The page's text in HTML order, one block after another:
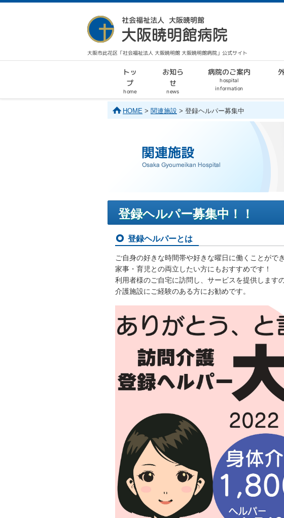
大阪市此花区「社会福祉法人 大阪暁明館 大阪暁明館病院」公式サイト
トッ
プ
home
お知ら
せ
news
病院のご案内
hospital
information
HOME > 関連施設 > 登録ヘルパー募集中
登録ヘルパー募集中！！
登録ヘルパーとは
ご自身の好きな時間帯や好きな曜日に働くことがで
家事・育児との両立したい方にもおすすめです！
利用者様のご自宅に訪問し、サービスを提供します
介護施設にご経験のある方にお勧めです。